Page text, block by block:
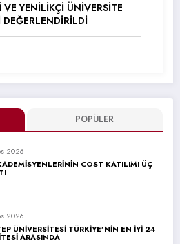
POPÜLER
2026
COST KATILIMI ÜÇ
2026
ÜNİVERSİTESİ TÜRKİYE’NİN EN İYİ 24
ARASINDA
YENİLİKÇİ ÜNİVERSİTE
DEĞERLENDİRİLDİ